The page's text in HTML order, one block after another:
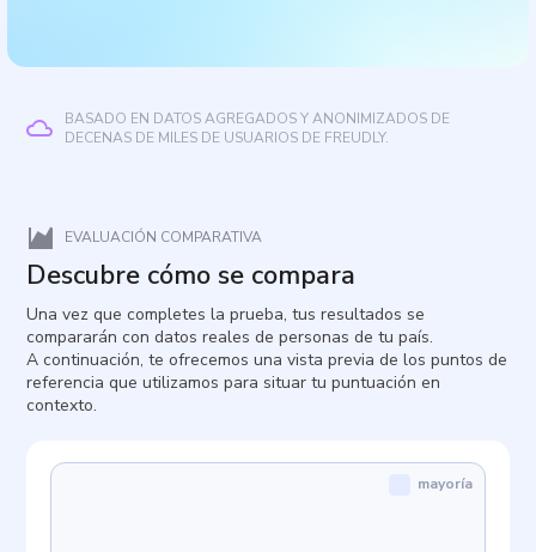
BASADO EN DATOS AGREGADOS Y ANONIMIZADOS DE
DECENAS DE MILES DE USUARIOS DE FREUDLY.
EVALUACIÓN COMPARATIVA
Descubre cómo se compara
Una vez que completes la prueba, tus resultados se
compararán con datos reales de personas de tu país.
A continuación, te ofrecemos una vista previa de los puntos de
referencia que utilizamos para situar tu puntuación en
contexto.
mayoría